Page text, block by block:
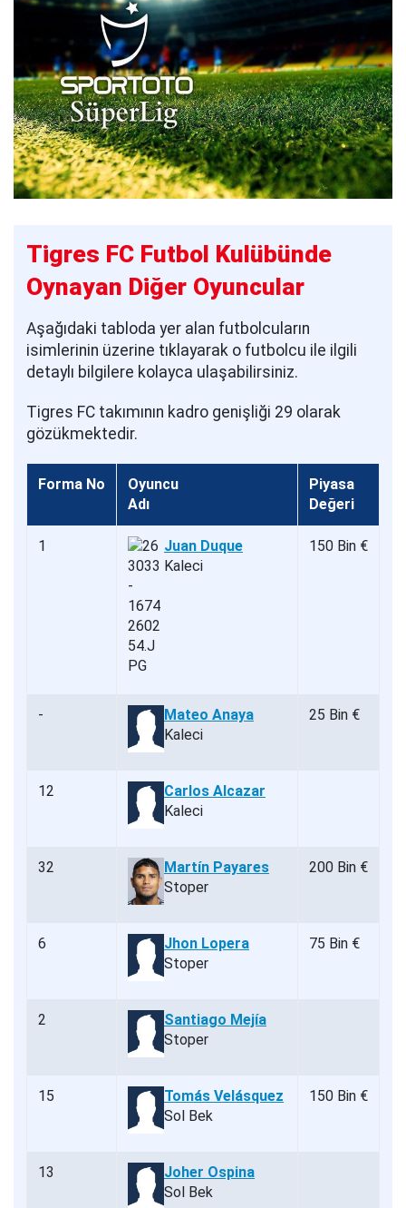
Tigres FC Futbol Kulübünde
Oynayan Diğer Oyuncular
Aşağıdaki tabloda yer alan futbolcuların
isimlerinin üzerine tıklayarak o futbolcu ile ilgili
detaylı bilgilere kolayca ulaşabilirsiniz.
Tigres FC takımının kadro genişliği 29 olarak
gözükmektedir.
Forma No
Oyuncu
Adı
Piyasa
Değeri
1
Juan Duque
Kaleci
150 Bin €
-
Mateo Anaya
Kaleci
25 Bin €
12
Carlos Alcazar
Kaleci
32
Martín Payares
Stoper
200 Bin €
6
Jhon Lopera
Stoper
75 Bin €
2
Santiago Mejía
Stoper
15
Tomás Velásquez
Sol Bek
150 Bin €
13
Joher Ospina
Sol Bek